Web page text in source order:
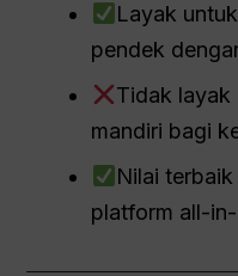
Layak
pendek
Tidak layak
mandiri bagi
Nilai
platform all-